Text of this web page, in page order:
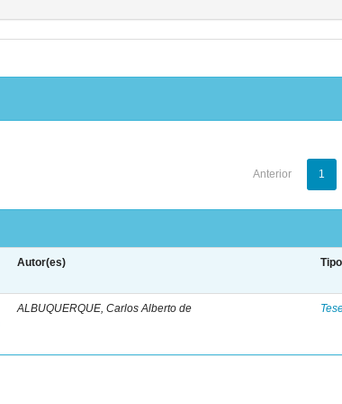
Anterior 1
Autor(es) Tipo
ALBUQUERQUE, Carlos Alberto de